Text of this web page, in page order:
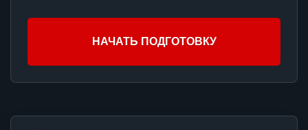
НАЧАТЬ ПОДГОТОВКУ